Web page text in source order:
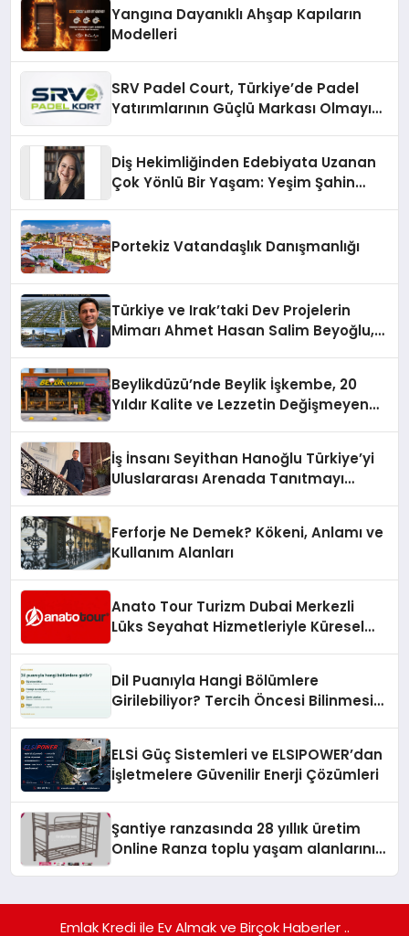
Yangına Dayanıklı Ahşap Kapıların
Modelleri
SRV Padel Court, Türkiye’de Padel
Yatırımlarının Güçlü Markası Olmayı
Diş Hekimliğinden Edebiyata Uzanan
Çok Yönlü Bir Yaşam: Yeşim Şahin
Portekiz Vatandaşlık Danışmanlığı
Türkiye ve Irak’taki Dev Projelerin
Mimarı Ahmet Hasan Salim Beyoğlu,
Hayata Geçirecek
Beylikdüzü’nde Beylik İşkembe, 20
Yıldır Kalite ve Lezzetin Değişmeyen
İş İnsanı Seyithan Hanoğlu Türkiye’yi
Uluslararası Arenada Tanıtmayı
Ferforje Ne Demek? Kökeni, Anlamı ve
Kullanım Alanları
Anato Tour Turizm Dubai Merkezli
Lüks Seyahat Hizmetleriyle Küresel
Dil Puanıyla Hangi Bölümlere
Girilebiliyor? Tercih Öncesi Bilinmesi
ELSİ Güç Sistemleri ve ELSIPOWER’dan
İşletmelere Güvenilir Enerji Çözümleri
Şantiye ranzasında 28 yıllık üretim
Online Ranza toplu yaşam alanlarını
Emlak Kredi ile Ev Almak ve Birçok Haberler ..